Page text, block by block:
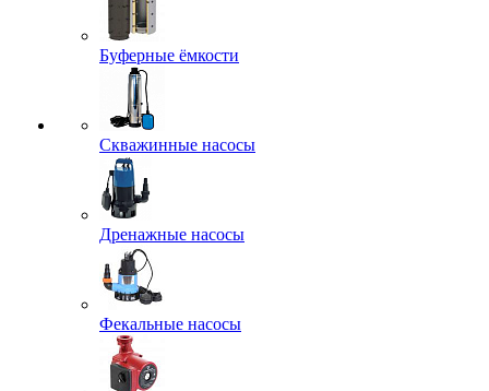
Буферные ёмкости
Скважинные насосы
Дренажные насосы
Фекальные насосы